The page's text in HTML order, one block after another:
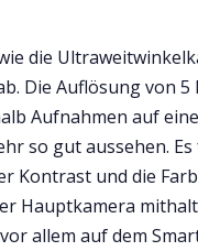
die
Die Auflösung von 5
Aufnahmen auf
so gut aussehen.
Kontrast und die
Hauptkamera
allem auf dem